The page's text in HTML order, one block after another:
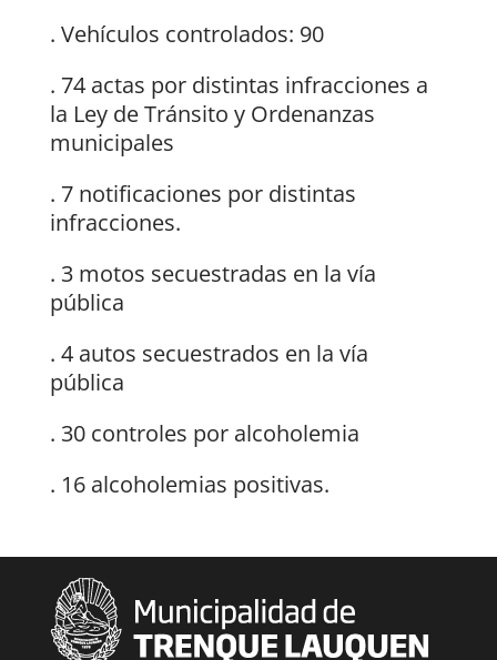
. Vehículos controlados: 90
. 74 actas por distintas infracciones a
la Ley de Tránsito y Ordenanzas
municipales
. 7 notificaciones por distintas
infracciones.
. 3 motos secuestradas en la vía
pública
. 4 autos secuestrados en la vía
pública
. 30 controles por alcoholemia
. 16 alcoholemias positivas.